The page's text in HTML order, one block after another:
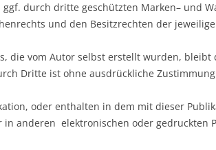
durch dritte geschützten Marken– und
und den Besitzrechten der
die vom Autor selbst erstellt wurden,
Dritte ist ohne ausdrückliche
oder enthalten in dem mit dieser
anderen elektronischen oder gedruckten